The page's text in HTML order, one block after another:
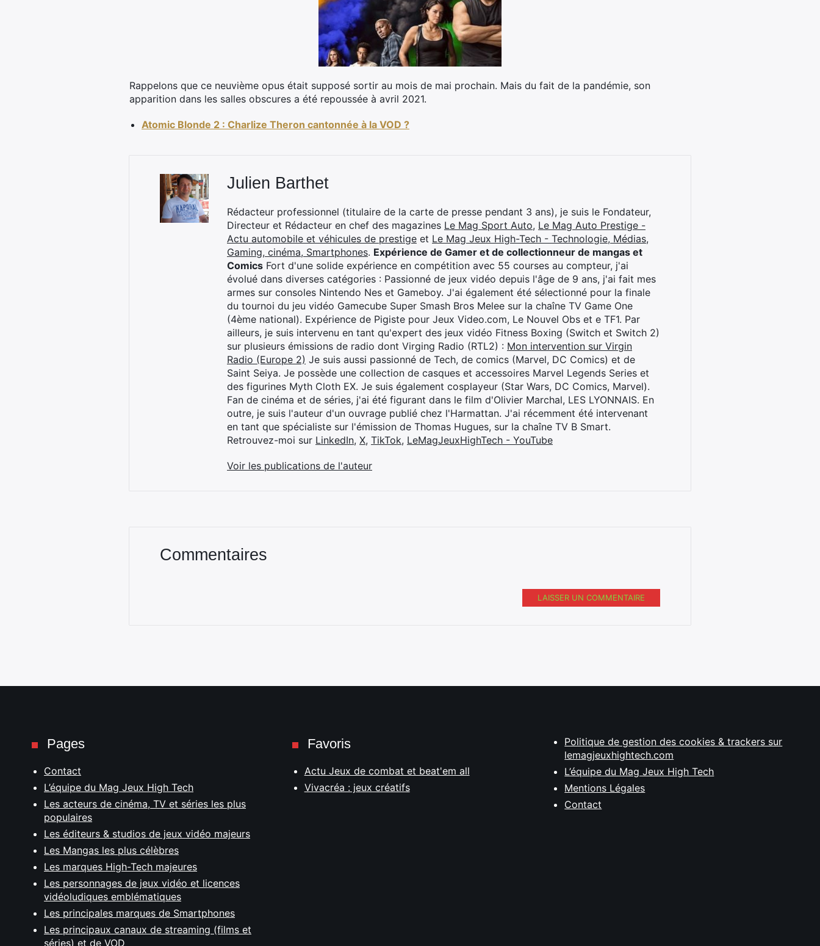
Rappelons que ce neuvième opus était supposé sortir au mois de mai prochain. Mais du fait de la pandémie, son
apparition dans les salles obscures a été repoussée à avril 2021.
Atomic Blonde 2 : Charlize Theron cantonnée à la VOD ?
Julien Barthet
Rédacteur professionnel (titulaire de la carte de presse pendant 3 ans), je suis le Fondateur,
Directeur et Rédacteur en chef des magazines Le Mag Sport Auto, Le Mag Auto Prestige -
Actu automobile et véhicules de prestige et Le Mag Jeux High-Tech - Technologie, Médias,
Gaming, cinéma, Smartphones. Expérience de Gamer et de collectionneur de mangas et
Comics Fort d'une solide expérience en compétition avec 55 courses au compteur, j'ai
évolué dans diverses catégories : Passionné de jeux vidéo depuis l'âge de 9 ans, j'ai fait mes
armes sur consoles Nintendo Nes et Gameboy. J'ai également été sélectionné pour la finale
du tournoi du jeu vidéo Gamecube Super Smash Bros Melee sur la chaîne TV Game One
(4ème national). Expérience de Pigiste pour Jeux Video.com, Le Nouvel Obs et e TF1. Par
ailleurs, je suis intervenu en tant qu'expert des jeux vidéo Fitness Boxing (Switch et Switch 2)
sur plusieurs émissions de radio dont Virging Radio (RTL2) : Mon intervention sur Virgin
Radio (Europe 2) Je suis aussi passionné de Tech, de comics (Marvel, DC Comics) et de
Saint Seiya. Je possède une collection de casques et accessoires Marvel Legends Series et
des figurines Myth Cloth EX. Je suis également cosplayeur (Star Wars, DC Comics, Marvel).
Fan de cinéma et de séries, j'ai été figurant dans le film d'Olivier Marchal, LES LYONNAIS. En
outre, je suis l'auteur d'un ouvrage publié chez l'Harmattan. J'ai récemment été intervenant
en tant que spécialiste sur l'émission de Thomas Hugues, sur la chaîne TV B Smart.
Retrouvez-moi sur LinkedIn, X, TikTok, LeMagJeuxHighTech - YouTube
Voir les publications de l'auteur
Commentaires
LAISSER UN COMMENTAIRE
Pages
Contact
L’équipe du Mag Jeux High Tech
Les acteurs de cinéma, TV et séries les plus
populaires
Les éditeurs & studios de jeux vidéo majeurs
Les Mangas les plus célèbres
Les marques High-Tech majeures
Les personnages de jeux vidéo et licences
vidéoludiques emblématiques
Les principales marques de Smartphones
Les principaux canaux de streaming (films et
séries) et de VOD
Favoris
Actu Jeux de combat et beat'em all
Vivacréa : jeux créatifs
Politique de gestion des cookies & trackers sur
lemagjeuxhightech.com
L’équipe du Mag Jeux High Tech
Mentions Légales
Contact